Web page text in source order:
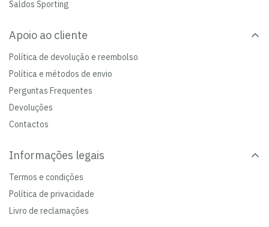
Saldos Sporting
Apoio ao cliente
Política de devolução e reembolso
Política e métodos de envio
Perguntas Frequentes
Devoluções
Contactos
Informações legais
Termos e condições
Política de privacidade
Livro de reclamações